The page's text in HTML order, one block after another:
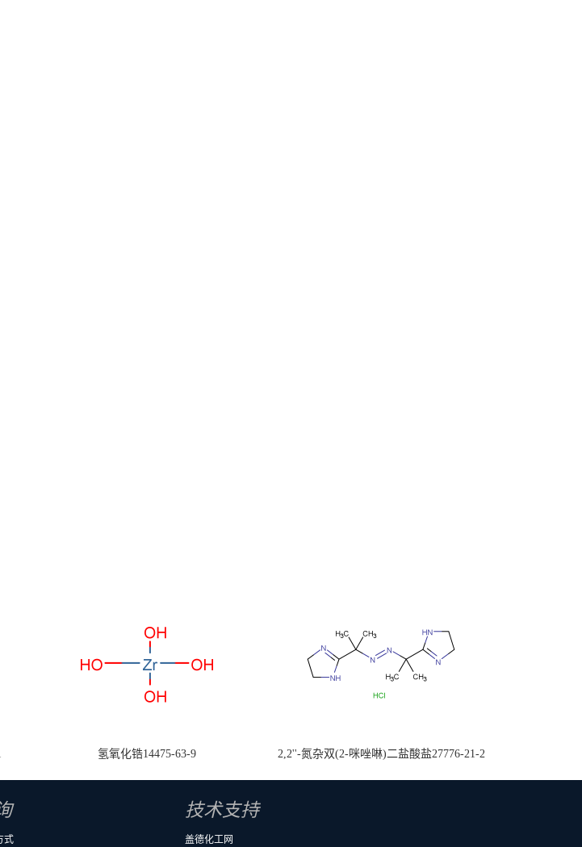
氢氧化锆14475-63-9 2,2''-氮杂双(2-咪唑啉)二盐酸盐27776-21-2
式
技术支持
盖德化工网